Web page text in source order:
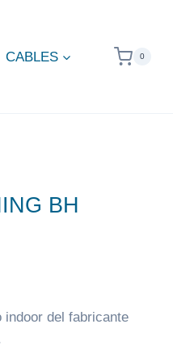
CABLES 0
BH
indoor del fabricante